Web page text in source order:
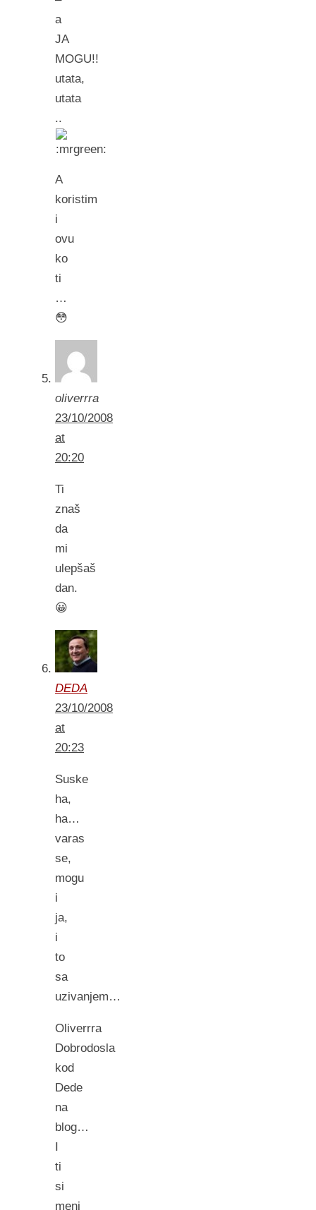
a
JA
MOGU!!
utata,
utata
..
A
koristim
i
ovu
ko
ti
…
😳
oliverrra
23/10/2008
at
20:20
Ti
znaš
da
mi
ulepšaš
dan.
😀
DEDA
23/10/2008
at
20:23
Suske
ha,
ha…
varas
se,
mogu
i
ja,
i
to
sa
uzivanjem…
Oliverrra
Dobrodosla
kod
Dede
na
blog…
ti
si
meni